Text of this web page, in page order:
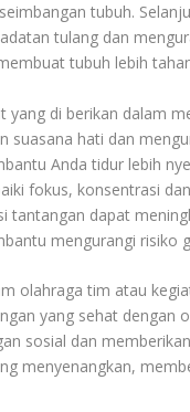
tubuh.
tulang dan
tubuh lebih
yang di berikan dalam
suasana hati dan
Anda tidur lebih
fokus, konsentrasi
tantangan dapat
mengurangi risiko
olahraga tim atau
yang sehat dengan
sosial dan
menyenangkan,